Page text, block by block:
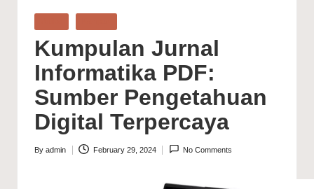
in
Kumpulan Jurnal
Informatika PDF:
Sumber Pengetahuan
Digital Terpercaya
Posted
By admin February 29, 2024 No Comments